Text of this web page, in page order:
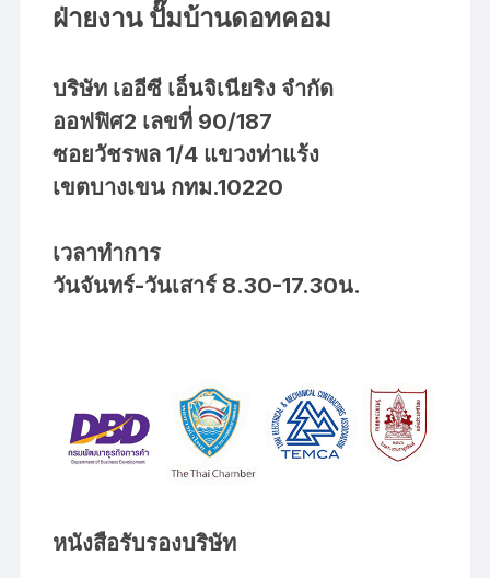
ฝ่ายงาน ปั๊มบ้านดอทคอม
บริษัท เออีซี เอ็นจิเนียริง จำกัด
ออฟฟิศ2 เลขที่ 90/187
ซอยวัชรพล 1/4 แขวงท่าแร้ง
เขตบางเขน กทม.10220
เวลาทำการ
วันจันทร์-วันเสาร์ 8.30-17.30น.
หนังสือรับรองบริษัท